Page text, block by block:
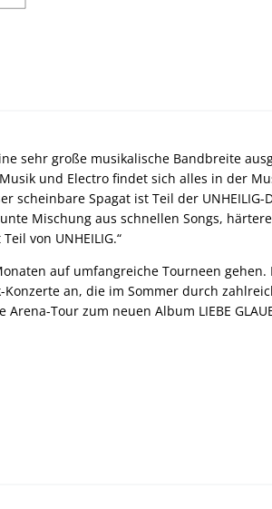
sehr große musikalische Bandbreite
und Electro findet sich alles in der
Spagat ist Teil der UNHEILIG-
Mischung aus schnellen Songs,
von UNHEILIG.“
auf umfangreiche Tourneen
an, die im Sommer durch
Tour zum neuen Album LIEBE